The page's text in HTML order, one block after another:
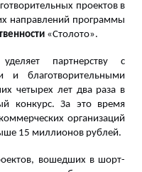
проектов в
направлений программы
«Столото».
партнерству с
и благотворительными
четырех лет два раза в
конкурс. За это время
организаций
15 миллионов рублей.
вошедших в шорт-